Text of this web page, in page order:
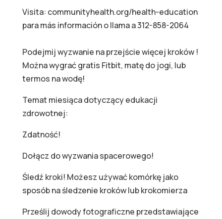
Visita: communityhealth.org/health-education
para más información o llama a 312-858-2064
Podejmij wyzwanie na przejście więcej kroków !
Można wygrać gratis Fitbit, matę do jogi, lub
termos na wodę!
Temat miesiąca dotyczący edukacji
zdrowotnej:
Zdatność!
Dołącz do wyzwania spacerowego!
Śledź kroki! Możesz używać komórkę jako
sposób na śledzenie kroków lub krokomierza
Prześlij dowody fotograficzne przedstawiające